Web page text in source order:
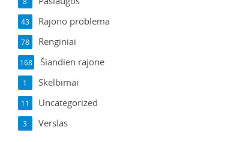
Rajono problema
43
Renginiai
78
Šiandien rajone
168
Skelbimai
1
Uncategorized
11
Verslas
3